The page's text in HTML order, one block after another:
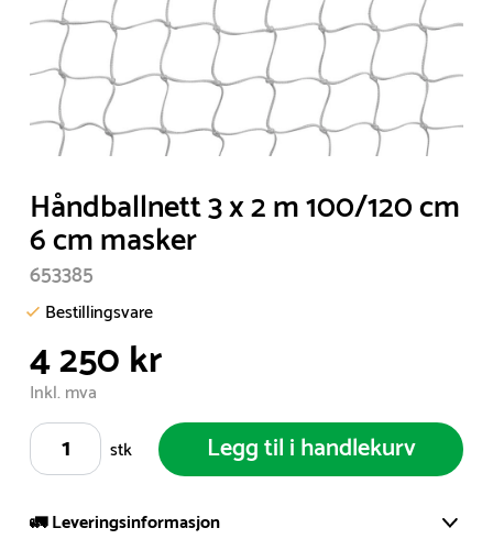
Item
1
of
1
Håndballnett 3 x 2 m 100/120 cm
6 cm masker
653385
Bestillingsvare
4 250 kr
Inkl. mva
stk
Legg til i handlekurv
🚛 Leveringsinformasjon